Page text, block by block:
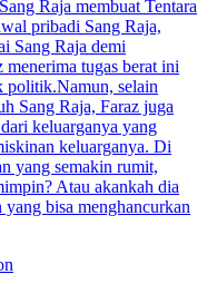
Raja membuat Tentara
pribadi Sang Raja,
Sang Raja demi
tugas berat ini
politik.Namun, selain
Sang Raja, Faraz juga
keluarganya yang
keluarganya. Di
yang semakin rumit,
Atau akankah dia
yang bisa menghancurkan